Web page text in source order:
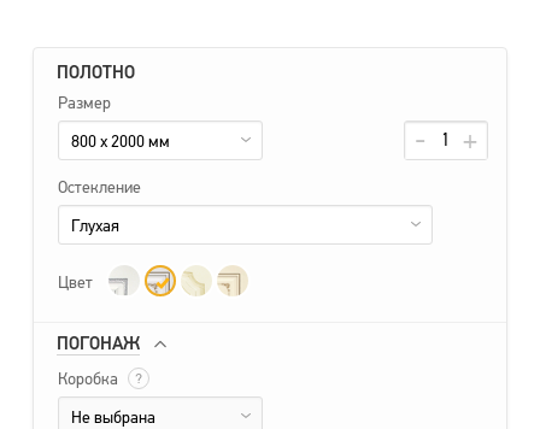
ПОЛОТНО
Размер
800 x 2000 мм
Остекление
Глухая
Цвет
ПОГОНАЖ
Коробка ?
Не выбрана